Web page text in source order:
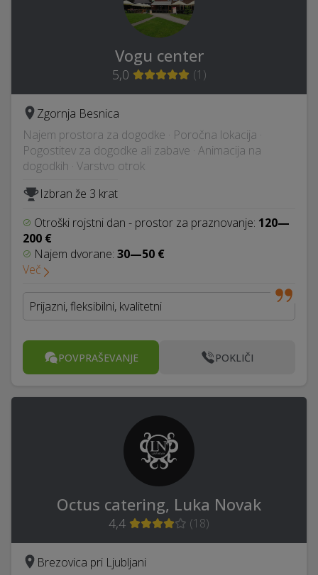
Vogu center
5,0 (1 )
Zgornja Besnica
Najem prostora za dogodke · Poročna lokacija ·
Pogostitev za dogodke ali zabave · Animacija na
dogodkih · Varstvo otrok
Izbran že 3 krat
Otroški rojstni dan - prostor za praznovanje: 120—
200 €
Najem dvorane: 30—50 €
Več
Prijazni, fleksibilni, kvalitetni
POVPRAŠEVANJE POKLIČI
Octus catering, Luka Novak
4,4 (18)
Brezovica pri Ljubljani